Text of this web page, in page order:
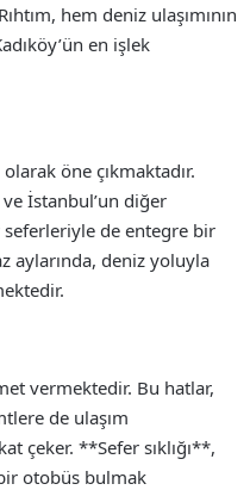
hem deniz ulaşımının
en işlek
öne çıkmaktadır.
İstanbul’un diğer
de entegre bir
aylarında, deniz yoluyla
vermektedir. Bu hatlar,
de ulaşım
çeker. **Sefer sıklığı**,
otobüs bulmak